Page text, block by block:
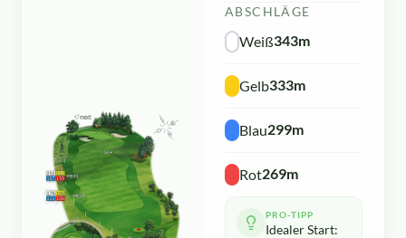
ABSCHLÄGE
Weiß343m
Gelb333m
Blau299m
Rot269m
PRO-TIPP
Idealer Start: